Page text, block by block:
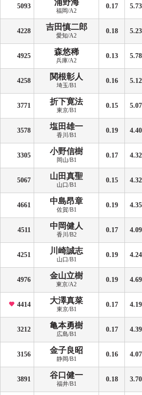
5093 浦野海
福岡/A2
0.17 5.73
4228 吉田慎二郎
愛知/A2
0.18 5.23
4925 森悠稀
兵庫/A2
0.13 5.78
4258 関根彰人
埼玉/B1
0.16 5.12
3771 折下寛法
東京/B1
0.15 5.07
3578 塩田雄一
香川/B1
0.19 4.40
3305 小野信樹
岡山/B1
0.17 4.32
5067 山田真聖
山口/B1
0.15 4.32
4661 中島昂章
佐賀/B1
0.19 4.35
4511 中岡健人
香川/B2
0.17 4.09
4251 川崎誠志
山口/B1
0.19 4.24
4976 金山立樹
東京/A2
0.19 4.69
4414 大澤真菜
東京/B1
0.17 4.19
3212 亀本勇樹
広島/B1
0.17 4.39
3156 金子良昭
静岡/B1
0.16 4.07
3891 谷口健一
福井/B1
0.18 3.70